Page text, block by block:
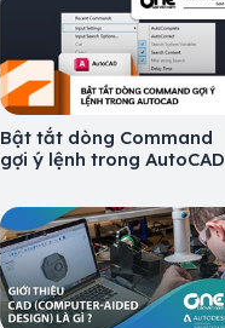
Bật tắt dòng Command
gợi ý lệnh trong AutoCAD